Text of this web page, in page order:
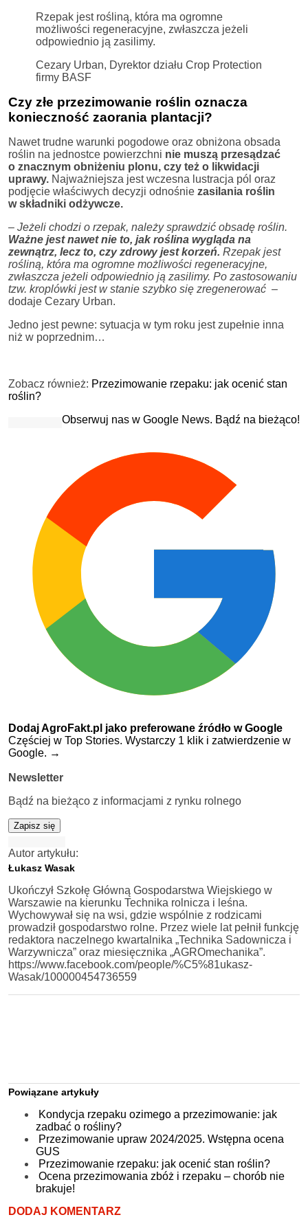
Rzepak jest rośliną, która ma ogromne
możliwości regeneracyjne, zwłaszcza jeżeli
odpowiednio ją zasilimy.
Cezary Urban, Dyrektor działu Crop Protection
firmy BASF
Czy złe przezimowanie roślin oznacza
konieczność zaorania plantacji?
Nawet trudne warunki pogodowe oraz obniżona obsada
roślin na jednostce powierzchni nie muszą przesądzać
o znacznym obniżeniu plonu, czy też o likwidacji
uprawy. Najważniejsza jest wczesna lustracja pól oraz
podjęcie właściwych decyzji odnośnie zasilania roślin
w składniki odżywcze.
– Jeżeli chodzi o rzepak, należy sprawdzić obsadę roślin.
Ważne jest nawet nie to, jak roślina wygląda na
zewnątrz, lecz to, czy zdrowy jest korzeń. Rzepak jest
rośliną, która ma ogromne możliwości regeneracyjne,
zwłaszcza jeżeli odpowiednio ją zasilimy. Po zastosowaniu
tzw. kroplówki jest w stanie szybko się zregenerować –
dodaje Cezary Urban.
Jedno jest pewne: sytuacja w tym roku jest zupełnie inna
niż w poprzednim…
Zobacz również: Przezimowanie rzepaku: jak ocenić stan
roślin?
Obserwuj nas w Google News. Bądź na bieżąco!
Dodaj AgroFakt.pl jako preferowane źródło w Google
Częściej w Top Stories. Wystarczy 1 klik i zatwierdzenie w
Google. →
Newsletter
Bądź na bieżąco z informacjami z rynku rolnego
Zapisz się
Autor artykułu:
Łukasz Wasak
Ukończył Szkołę Główną Gospodarstwa Wiejskiego w
Warszawie na kierunku Technika rolnicza i leśna.
Wychowywał się na wsi, gdzie wspólnie z rodzicami
prowadził gospodarstwo rolne. Przez wiele lat pełnił funkcję
redaktora naczelnego kwartalnika „Technika Sadownicza i
Warzywnicza” oraz miesięcznika „AGROmechanika”.
https://www.facebook.com/people/%C5%81ukasz-
Wasak/100000454736559
Powiązane artykuły
Kondycja rzepaku ozimego a przezimowanie: jak
zadbać o rośliny?
Przezimowanie upraw 2024/2025. Wstępna ocena
GUS
Przezimowanie rzepaku: jak ocenić stan roślin?
Ocena przezimowania zbóż i rzepaku – chorób nie
brakuje!
DODAJ KOMENTARZ